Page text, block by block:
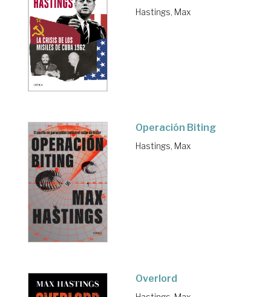
Hastings, Max
Operación Biting
Hastings, Max
Overlord